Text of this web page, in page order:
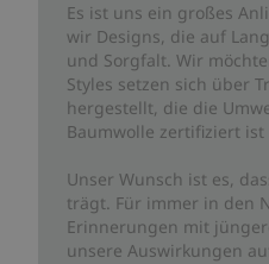
Es ist uns ein großes
wir Designs, die auf
und Sorgfalt. Wir
Styles setzen sich über
hergestellt, die die
Baumwolle zertifiziert
Unser Wunsch ist es,
trägt. Für immer in den
Erinnerungen mit
unsere Auswirkungen